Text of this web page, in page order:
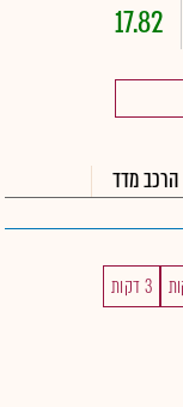
17.82
הרכב מדד
3 דקות